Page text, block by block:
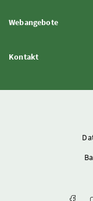
WebangeboteInhalt
KontaktInhalt